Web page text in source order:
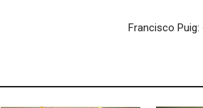
Francisco Puig: